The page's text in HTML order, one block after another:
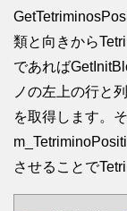
類と向きから
であれば
ノの左上の行と
を取得します。
させることで